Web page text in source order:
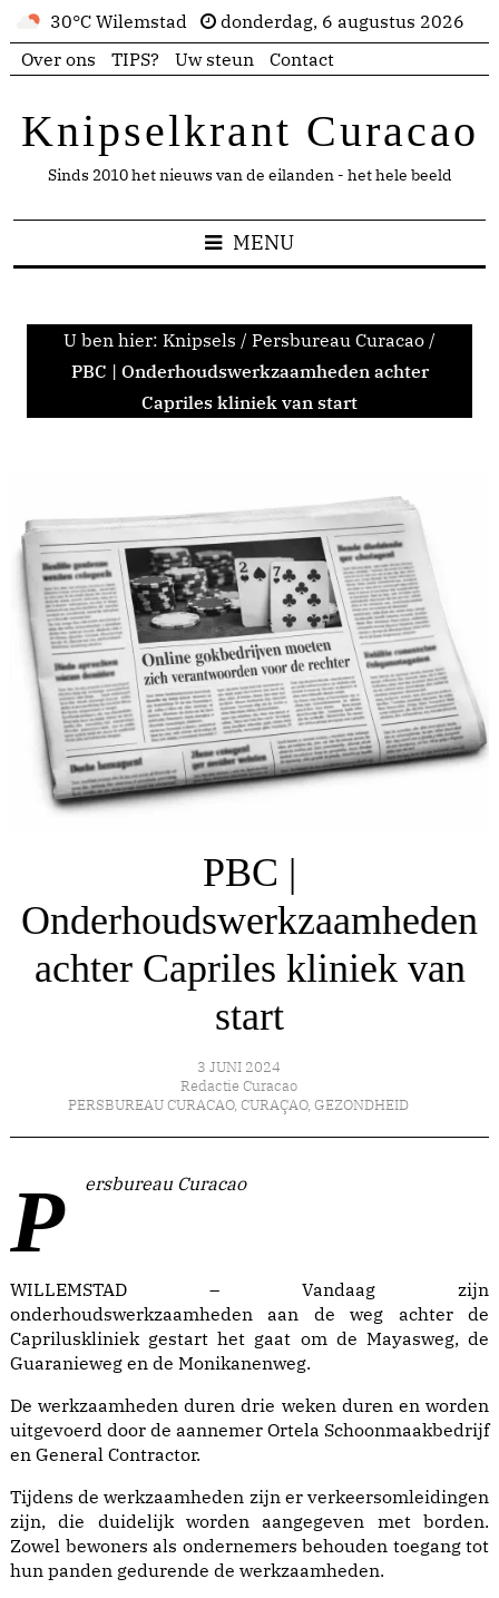
30°C Wilemstad
donderdag, 6 augustus 2026
Over ons
TIPS? Uw steun Contact
Knipselkrant Curacao
Sinds 2010 het nieuws van de eilanden - het hele beeld
MENU
U ben hier: Knipsels / Persbureau Curacao /
PBC | Onderhoudswerkzaamheden achter
Capriles kliniek van start
PBC |
Onderhoudswerkzaamheden
achter Capriles kliniek van
start
3 JUNI 2024
Redactie Curacao
PERSBUREAU CURACAO, CURAÇAO, GEZONDHEID
Persbureau Curacao
WILLEMSTAD – Vandaag zijn
onderhoudswerkzaamheden aan de weg achter de
Capriluskliniek gestart het gaat om de Mayasweg, de
Guaranieweg en de Monikanenweg.
De werkzaamheden duren drie weken duren en worden
uitgevoerd door de aannemer Ortela Schoonmaakbedrijf
en General Contractor.
Tijdens de werkzaamheden zijn er verkeersomleidingen
zijn, die duidelijk worden aangegeven met borden.
Zowel bewoners als ondernemers behouden toegang tot
hun panden gedurende de werkzaamheden.